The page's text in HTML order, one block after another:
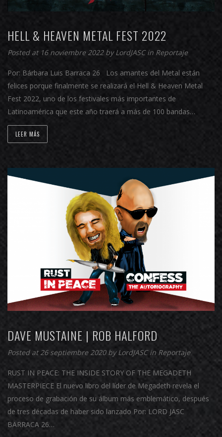
HELL & HEAVEN METAL FEST 2022
Posted at 16 noviembre 2022 byLordJASCin Reportaje
Por: Bárbara Luis Barraca 26 Los amantes del Metal están
felices porque finalmente se realizará el Hell & Heaven Metal
Fest 2022, uno de los festivales más importantes de
Latinoamérica que este año traerá a más de 100 bandas…
LEER MÁS
DAVE MUSTAINE | ROB HALFORD
Posted at 26 septiembre 2020 byLordJASCin Reportaje
RUST IN PEACE: THE INSIDE STORY OF THE MEGADETH
MASTERPIECE El nuevo libro del líder de Megadeth revela el
proceso de grabación de su álbum más emblemático, después
de tres décadas de haber sido lanzado Por: LORD JASC
BARRACA 26…